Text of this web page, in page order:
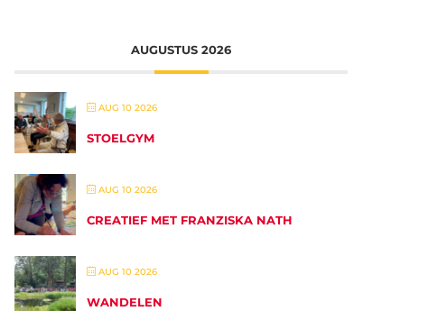
AUGUSTUS 2026
AUG 10 2026
STOELGYM
AUG 10 2026
CREATIEF MET FRANZISKA NATH
AUG 10 2026
WANDELEN